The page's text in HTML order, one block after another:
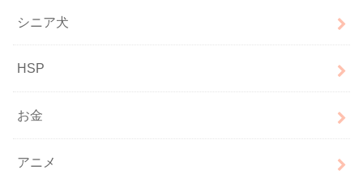
シニア犬
HSP
お金
アニメ